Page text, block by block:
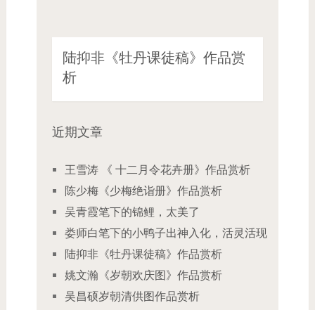
陆抑非《牡丹课徒稿》作品赏
析
近期文章
王雪涛 《 十二月令花卉册》作品赏析
陈少梅《少梅绝诣册》作品赏析
吴青霞笔下的锦鲤，太美了
娄师白笔下的小鸭子出神入化，活灵活现
陆抑非《牡丹课徒稿》作品赏析
姚文瀚《岁朝欢庆图》作品赏析
吴昌硕岁朝清供图作品赏析